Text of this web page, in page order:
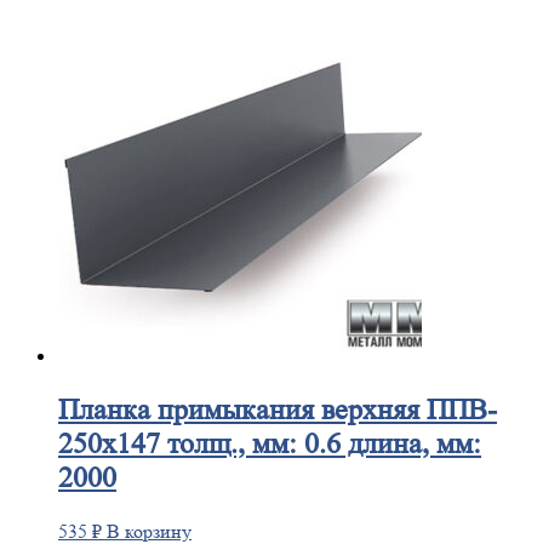
Планкапримыкания верхняя ППВ-
250х147 толщ., мм: 0.6 длина, мм:
2000
535 ₽ В корзину